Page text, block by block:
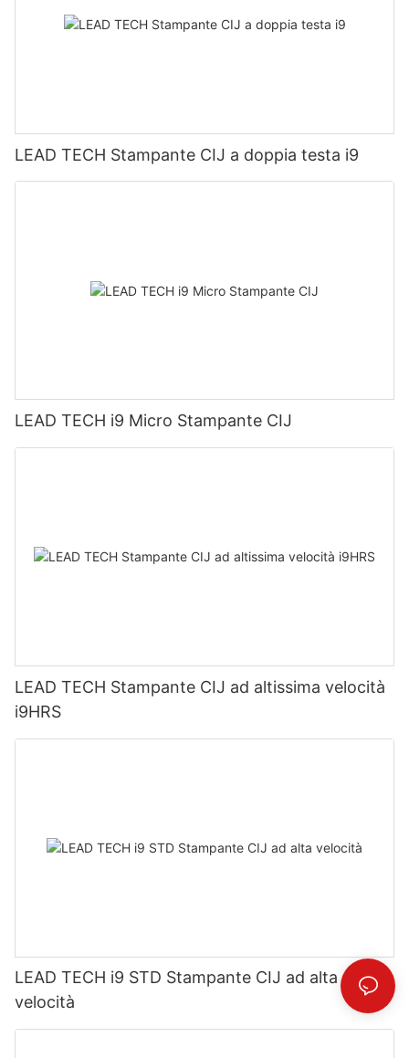
LEAD TECH Stampante CIJ a doppia testa i9
LEAD TECH i9 Micro Stampante CIJ
LEAD TECH Stampante CIJ ad altissima velocità
i9HRS
LEAD TECH i9 STD Stampante CIJ ad alta
velocità